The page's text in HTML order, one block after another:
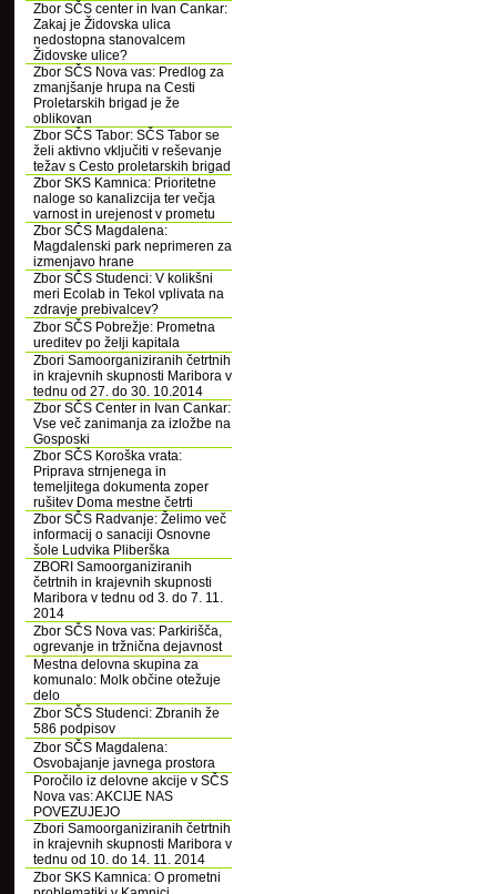
Zbor SČS center in Ivan Cankar:
Zakaj je Židovska ulica
nedostopna stanovalcem
Židovske ulice?
Zbor SČS Nova vas: Predlog za
zmanjšanje hrupa na Cesti
Proletarskih brigad je že
oblikovan
Zbor SČS Tabor: SČS Tabor se
želi aktivno vključiti v reševanje
težav s Cesto proletarskih brigad
Zbor SKS Kamnica: Prioritetne
naloge so kanalizcija ter večja
varnost in urejenost v prometu
Zbor SČS Magdalena:
Magdalenski park neprimeren za
izmenjavo hrane
Zbor SČS Studenci: V kolikšni
meri Ecolab in Tekol vplivata na
zdravje prebivalcev?
Zbor SČS Pobrežje: Prometna
ureditev po želji kapitala
Zbori Samoorganiziranih četrtnih
in krajevnih skupnosti Maribora v
tednu od 27. do 30. 10.2014
Zbor SČS Center in Ivan Cankar:
Vse več zanimanja za izložbe na
Gosposki
Zbor SČS Koroška vrata:
Priprava strnjenega in
temeljitega dokumenta zoper
rušitev Doma mestne četrti
Zbor SČS Radvanje: Želimo več
informacij o sanaciji Osnovne
šole Ludvika Pliberška
ZBORI Samoorganiziranih
četrtnih in krajevnih skupnosti
Maribora v tednu od 3. do 7. 11.
2014
Zbor SČS Nova vas: Parkirišča,
ogrevanje in tržnična dejavnost
Mestna delovna skupina za
komunalo: Molk občine otežuje
delo
Zbor SČS Studenci: Zbranih že
586 podpisov
Zbor SČS Magdalena:
Osvobajanje javnega prostora
Poročilo iz delovne akcije v SČS
Nova vas: AKCIJE NAS
POVEZUJEJO
Zbori Samoorganiziranih četrtnih
in krajevnih skupnosti Maribora v
tednu od 10. do 14. 11. 2014
Zbor SKS Kamnica: O prometni